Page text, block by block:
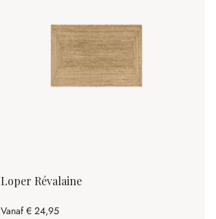
Loper Révalaine
Vanaf € 24,95